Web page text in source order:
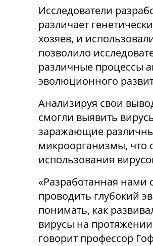
Исследователи
различает
хозяев, и
позволило
различные процессы
эволюционного
Анализируя свои
смогли выявить
заражающие
микроорганизмы, что
использования
«Разработанная нами
проводить глубокий
понимать, как
вирусы на
говорит профессор